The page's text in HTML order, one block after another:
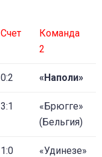
Счет
Команда
2
0:2 «Наполи»
3:1
«Брюгге»
(Бельгия)
1:0 «Удинезе»